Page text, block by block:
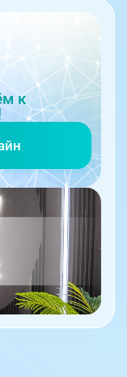
к